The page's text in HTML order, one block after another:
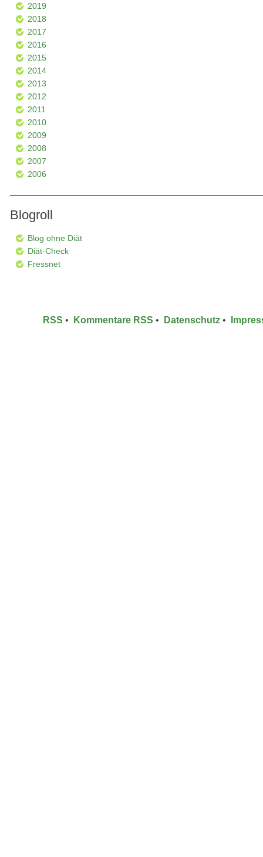
2019
2018
2017
2016
2015
2014
2013
2012
2011
2010
2009
2008
2007
2006
Blogroll
Blog ohne Diät
Diät-Check
Fressnet
RSS • Kommentare RSS • Datenschutz •